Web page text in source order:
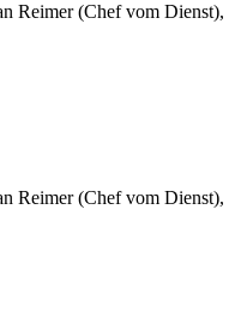
Reimer (Chef vom Dienst),
Reimer (Chef vom Dienst),